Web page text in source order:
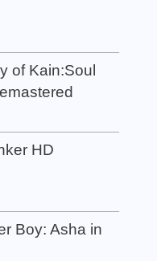
of Kain:Soul
HD
Boy: Asha in